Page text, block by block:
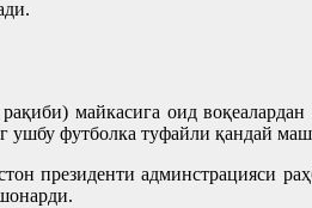
майкасига оид
ушбу футболка туфайли қандай
президенти админстрацияси